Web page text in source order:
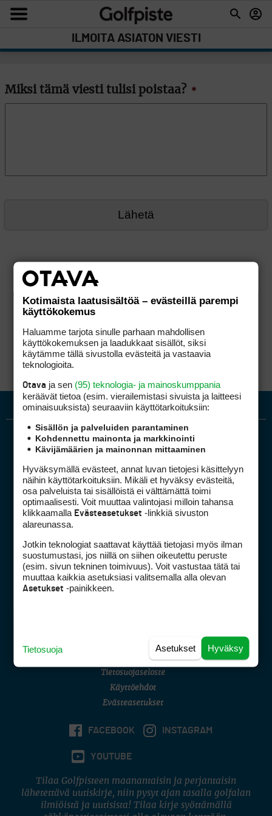
ILMOITA ASIATON VIESTI
Miksi tämä viesti tulisi poistaa? *
Golfpiste mediakortti
Golfpisteen yhteystiedot
DSA avoimuusraportti
Asiakaspalvelu
(digi) digi@otavamedia.fi
Tietosuojaseloste
Käyttöehdot
Evästeasetukset
FACEBOOK INSTAGRAM
YOUTUBE
Tilaa Golfpisteen maanantaisin ja perjantaisin
lähetettävä uutiskirje, niin pysyt ajan tasalla golfalan
ilmiöistä ja uutisista! Tilaa kirje syöttämällä
Kotimaista laatusisältöä – evästeillä parempi
käyttökokemus
Haluamme tarjota sinulle parhaan mahdollisen
käyttökokemuksen ja laadukkaat sisällöt, siksi
käytämme tällä sivustolla evästeitä ja vastaavia
teknologioita.
Otava ja sen (95) teknologia- ja mainoskumppania
keräävät tietoa (esim. vierailemis­tasi sivuista ja laitteesi
ominaisuuk­sista) seuraaviin käyttötarkoituksiin:
Sisällön ja palveluiden parantaminen
Kohdennettu mainonta ja markkinointi
Kävijämäärien ja mainonnan mittaaminen
Hyväksymällä evästeet, annat luvan tietojesi käsittelyyn
näihin käyttötarkoituksiin. Mikäli et hyväksy evästeitä,
osa palveluista tai sisällöistä ei välttämättä toimi
optimaalisesti. Voit muuttaa valintojasi milloin tahansa
klikkaamalla Evästeasetukset -linkkiä sivuston
alareunassa.
Jotkin teknologiat saattavat käyttää tietojasi myös ilman
suostumustasi, jos niillä on siihen oikeutettu peruste
(esim. sivun tekninen toimivuus). Voit vastustaa tätä tai
muuttaa kaikkia asetuksiasi valitsemalla alla olevan
Asetukset -painikkeen.
Hyväksy
Asetukset
Tietosuoja